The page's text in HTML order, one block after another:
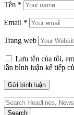
Tên *
Email *
Trang web
Lưu tên của tôi,
lần bình luận kế tiếp
Search
for: